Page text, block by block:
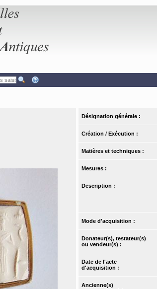
Désignation générale :
Création / Exécution :
Matières et techniques :
Mesures :
Description :
Mode d'acquisition :
Donateur(s), testateur(s)
ou vendeur(s) :
Date de l'acte
d'acquisition :
Ancienne(s)